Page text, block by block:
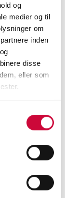
og
medier og til
om
inden
disse
eller som
är vi
I